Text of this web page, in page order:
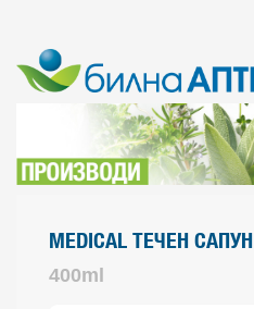
MEDICAL ТЕЧЕН САПУН
400ml